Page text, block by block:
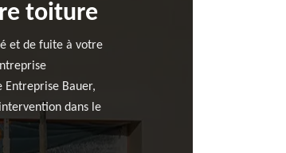
toiture
et de fuite à votre
Entreprise Bauer,
dans le